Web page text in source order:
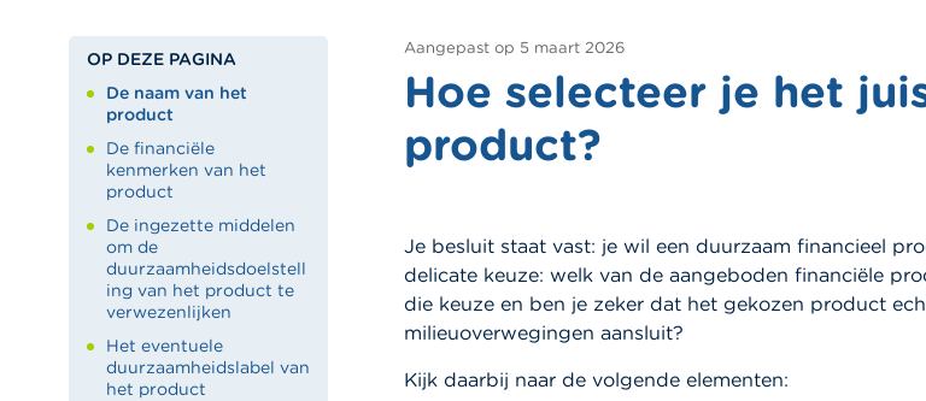
Aangepast op 5 maart 2026
Hoe selecteer je het
product?
Je besluit staat vast: je wil een duurzaam financieel
delicate keuze: welk van de aangeboden financiële
die keuze en ben je zeker dat het gekozen product
milieuoverwegingen aansluit?
Kijk daarbij naar de volgende elementen:
OP DEZE PAGINA
De naam van het
product
De financiële
kenmerken van het
product
De ingezette middelen
om de
duurzaamheidsdoelstell
ing van het product te
verwezenlijken
Het eventuele
duurzaamheidslabel van
het product